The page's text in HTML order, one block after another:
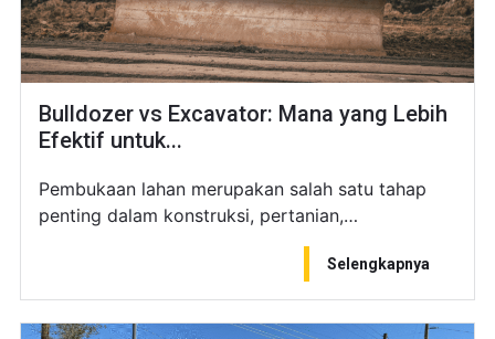
Bulldozer vs Excavator: Mana yang Lebih
Efektif untuk...
Pembukaan lahan merupakan salah satu tahap
penting dalam konstruksi, pertanian,…
Selengkapnya